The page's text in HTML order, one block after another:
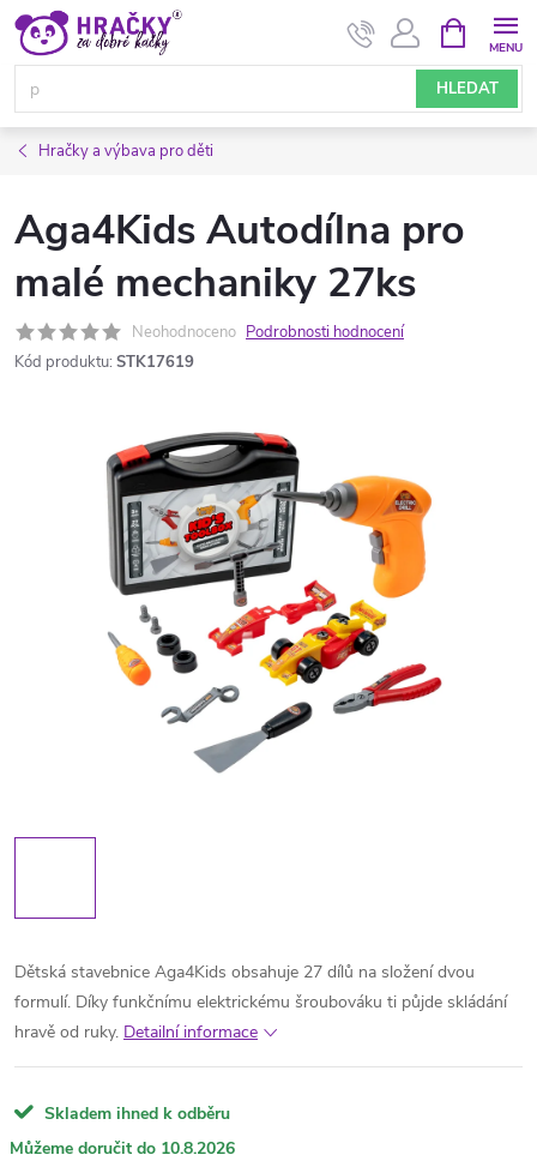
Přejít
obsah
HLEDAT
NÁKUPNÍ
KOŠÍK
Hračky a výbava pro děti
Aga4Kids Autodílna pro
malé mechaniky 27ks
Neohodnoceno Podrobnosti hodnocení
Kód produktu: STK17619
Dětská stavebnice Aga4Kids obsahuje 27 dílů na složení dvou
formulí. Díky funkčnímu elektrickému šroubováku ti půjde skládání
hravě od ruky. Detailní informace
Skladem ihned k odběru
10.8.2026